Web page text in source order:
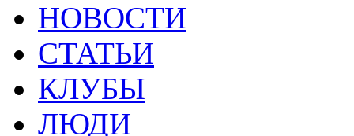
НОВОСТИ
СТАТЬИ
КЛУБЫ
ЛЮДИ